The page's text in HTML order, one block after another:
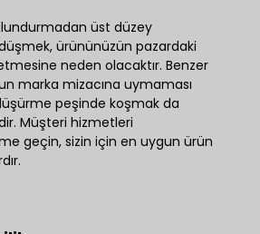
üst düzey
ürününüzün pazardaki
neden olacaktır. Benzer
marka mizacına uymaması
peşinde koşmak da
Müşteri hizmetleri
geçin, sizin için en uygun ürün